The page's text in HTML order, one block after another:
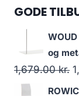
GODE
og
1,679.00kr.